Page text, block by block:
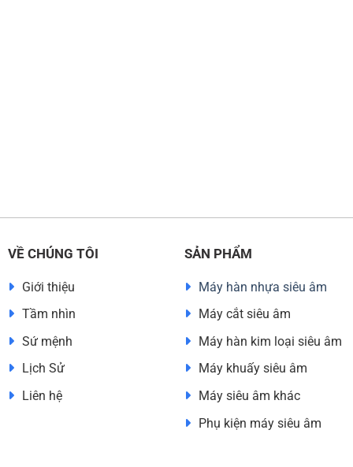
VỀ CHÚNG TÔI
Giới thiệu
Tầm nhìn
Sứ mệnh
Lịch Sử
Liên hệ
SẢN PHẨM
Máy hàn nhựa siêu âm
Máy cắt siêu âm
Máy hàn kim loại siêu âm
Máy khuấy siêu âm
Máy siêu âm khác
Phụ kiện máy siêu âm